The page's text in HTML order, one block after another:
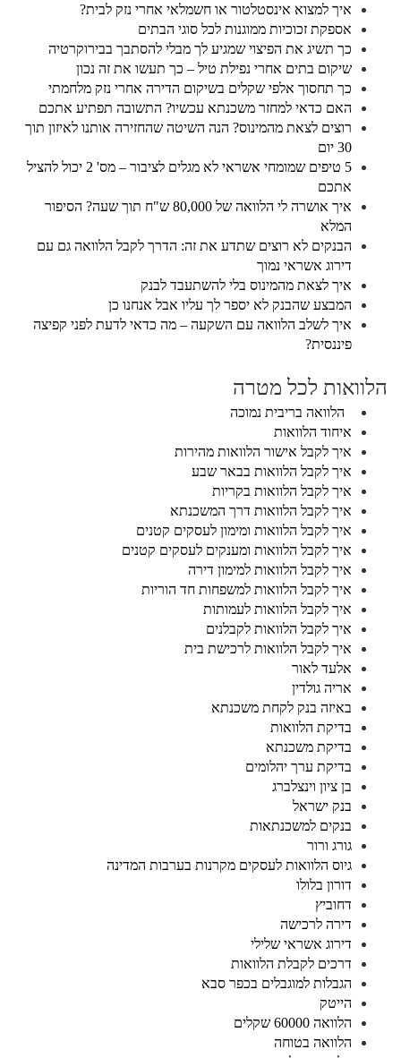
איך למצוא אינסטלטור או חשמלאי אחרי נזק לבית?
אספקת זכוכיות ממוגנות לכל סוגי הבתים
כך תשיג את הפיצוי שמגיע לך מבלי להסתבך בבירוקרטיה
שיקום בתים אחרי נפילת טיל – כך תעשו את זה נכון
כך תחסוך אלפי שקלים בשיקום הדירה אחרי נזק מלחמתי
האם כדאי למחזר משכנתא עכשיו? התשובה תפתיע אתכם
רוצים לצאת מהמינוס? הנה השיטה שהחזירה אותנו לאיזון תוך
30 יום
5 טיפים שמומחי אשראי לא מגלים לציבור – מס' 2 יכול להציל
אתכם
איך אושרה לי הלוואה של 80,000 ש"ח תוך שעה? הסיפור
המלא
הבנקים לא רוצים שתדע את זה: הדרך לקבל הלוואה גם עם
דירוג אשראי נמוך
איך לצאת מהמינוס בלי להשתעבד לבנק
המבצע שהבנק לא יספר לך עליו אבל אנחנו כן
איך לשלב הלוואה עם השקעה – מה כדאי לדעת לפני קפיצה
פיננסית?
הלוואות לכל מטרה
הלוואה בריבית נמוכה
איחוד הלוואות
איך לקבל אישור הלוואות מהירות
איך לקבל הלוואות בבאר שבע
איך לקבל הלוואות בקריות
איך לקבל הלוואות דרך המשכנתא
איך לקבל הלוואות ומימון לעסקים קטנים
איך לקבל הלוואות ומענקים לעסקים קטנים
איך לקבל הלוואות למימון דירה
איך לקבל הלוואות למשפחות חד הוריות
איך לקבל הלוואות לעמותות
איך לקבל הלוואות לקבלנים
איך לקבל הלוואות לרכישת בית
אלעד לאור
אריה גולדין
באיזה בנק לקחת משכנתא
בדיקת הלוואות
בדיקת משכנתא
בדיקת ערך יהלומים
בן ציון וינצלברג
בנק ישראל
בנקים למשכנתאות
גורג ורור
גיוס הלוואות לעסקים מקרנות בערבות המדינה
דורון בלולו
דחוביץ
דירה לרכישה
דירוג אשראי שלילי
דרכים לקבלת הלוואות
הגבלות למוגבלים בכפר סבא
הייטק
הלוואה 60000 שקלים
הלוואה בטוחה